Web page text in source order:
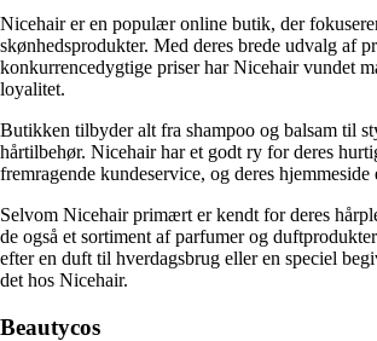
Nicehair er en populær online butik, der
skønhedsprodukter. Med deres brede udvalg af
konkurrencedygtige priser har Nicehair vundet
loyalitet.
Butikken tilbyder alt fra shampoo og balsam til
hårtilbehør. Nicehair har et godt ry for deres
fremragende kundeservice, og deres hjemmeside
Selvom Nicehair primært er kendt for deres
de også et sortiment af parfumer og
efter en duft til hverdagsbrug eller en speciel
det hos Nicehair.
Beautycos